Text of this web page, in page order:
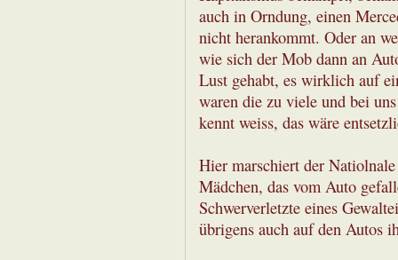
auch in Orndung, einen
nicht herankommt. Oder an
wie sich der Mob dann an
Lust gehabt, es wirklich auf
waren die zu viele und bei
kennt weiss, das wäre
Hier marschiert der
Mädchen, das vom Auto
Schwerverletzte eines
übrigens auch auf den Autos